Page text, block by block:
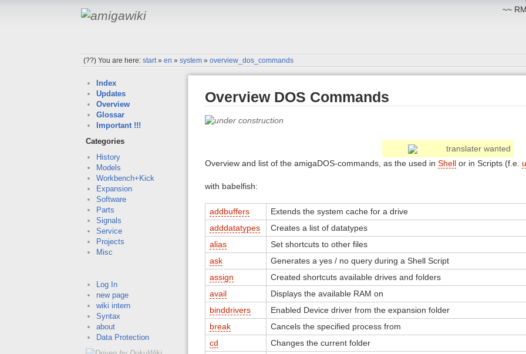
~~
(??)You are here:start»en »system »overview_dos_commands
Index
Updates
Overview
Glossar
Important !!!
Categories
History
Models
Workbench+Kick
Expansion
Software
Parts
Signals
Service
Projects
Misc
Log In
new page
wiki intern
Syntax
about
Data Protection
Overview DOS Commands
translater wanted
Overview and list of the amigaDOS-commands, as the used in Shell or in Scripts (f.e.
with babelfish:
addbuffers
Extends the system cache for a drive
adddatatypes
Creates a list of datatypes
alias
Set shortcuts to other files
ask
Generates a yes / no query during a Shell Script
assign
Created shortcuts available drives and folders
avail
Displays the available RAM on
binddrivers
Enabled Device driver from the expansion folder
break
Cancels the specified process from
cd
Changes the current folder